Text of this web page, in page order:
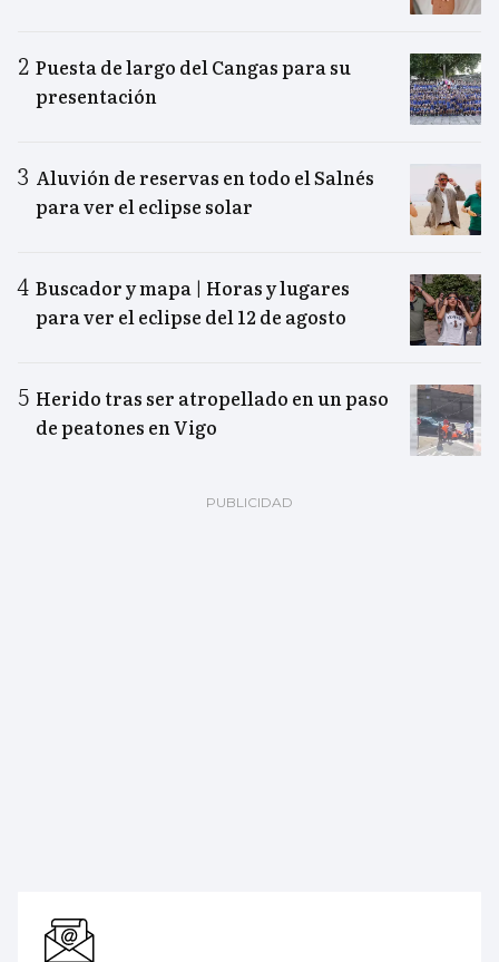
Puesta de largo del Cangas para su
presentación
Aluvión de reservas en todo el Salnés
para ver el eclipse solar
Buscador y mapa | Horas y lugares
para ver el eclipse del 12 de agosto
Herido tras ser atropellado en un paso
de peatones en Vigo